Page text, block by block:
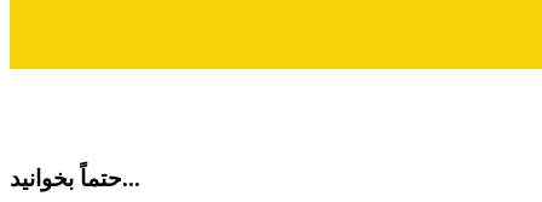
حتماً بخوانید...